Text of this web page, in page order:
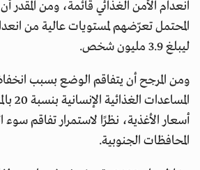
انعدام الأمن الغذائي قائمة، ومن
المحتمل تعرّضهم لمستويات عالية من
ليبلغ 3.9 مليون شخص.
ومن المرجح أن يتفاقم الوضع بسبب
أسعار الأغذية، نظرًا لاستمرار تفاقم سوء
المحافظات الجنوبية.